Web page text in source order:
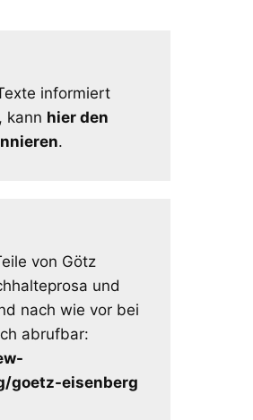
informiert
kann hier den
.
von Götz
und
nach wie vor bei
abrufbar:
goetz-eisenberg